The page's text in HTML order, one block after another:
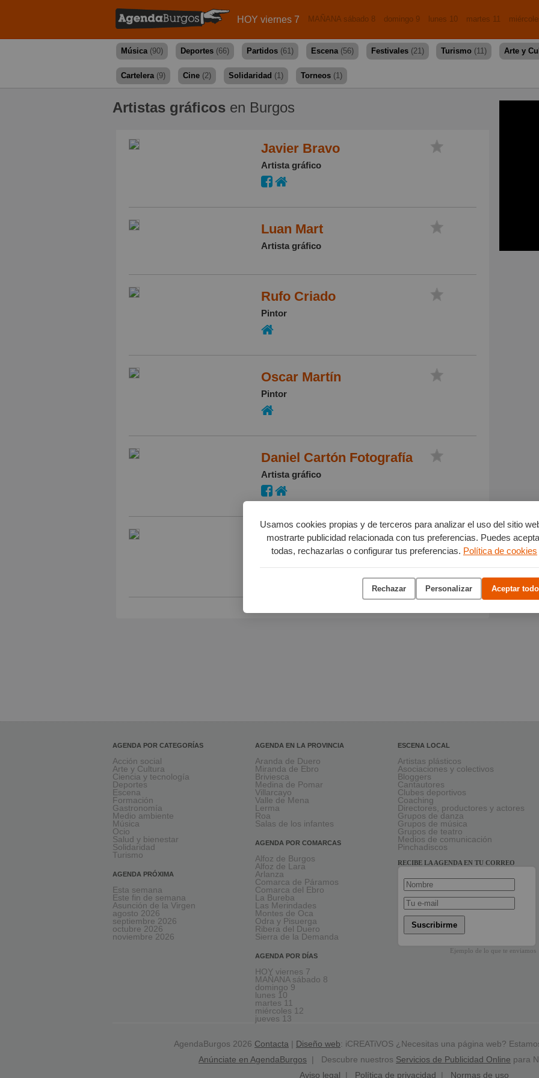
Usamos cookies propias y de terceros para analizar el uso del sitio
mostrarte publicidad relacionada con tus preferencias. Puedes
todas, rechazarlas o configurar tus preferencias. Política de cookies
Rechazar Personalizar Aceptar todo
HOY viernes 7 MAÑANA sábado 8 domingo 9 lunes 10 martes 11
Música (90) Deportes (66) Partidos (61) Escena (56) Festivales (21) Turismo (11) Arte y
Cartelera (9) Cine (2) Solidaridad (1) Torneos (1)
Artistas gráficos en Burgos
Javier Bravo
Artista gráfico
Luan Mart
Artista gráfico
Rufo Criado
Pintor
Oscar Martín
Pintor
Daniel Cartón Fotografía
Artista gráfico
Igor Torres
Pintor
AGENDA POR CATEGORÍAS
Acción social
Arte y Cultura
Ciencia y tecnología
Deportes
Escena
Formación
Gastronomía
Medio ambiente
Música
Ocio
Salud y bienestar
Solidaridad
Turismo
AGENDA PRÓXIMA
Esta semana
Este fin de semana
Asunción de la Virgen
agosto 2026
septiembre 2026
octubre 2026
noviembre 2026
AGENDA EN LA PROVINCIA
Aranda de Duero
Miranda de Ebro
Briviesca
Medina de Pomar
Villarcayo
Valle de Mena
Lerma
Roa
Salas de los infantes
AGENDA POR COMARCAS
Alfoz de Burgos
Alfoz de Lara
Arlanza
Comarca de Páramos
Comarca del Ebro
La Bureba
Las Merindades
Montes de Oca
Odra y Pisuerga
Ribera del Duero
Sierra de la Demanda
AGENDA POR DÍAS
HOY viernes 7
MAÑANA sábado 8
domingo 9
lunes 10
martes 11
miércoles 12
jueves 13
ESCENA LOCAL
Artistas plásticos
Asociaciones y colectivos
Bloggers
Cantautores
Clubes deportivos
Coaching
Directores, productores y actores
Grupos de danza
Grupos de música
Grupos de teatro
Medios de comunicación
Pinchadiscos
RECIBE LA AGENDA EN TU CORREO
Suscribirme
Ejemplo de lo que te enviamos
AgendaBurgos 2026 Contacta Diseño web: iCREATiVOS ¿Necesitas una página web?
Anúnciate en AgendaBurgos | Descubre nuestros Servicios de Publicidad Online para
Aviso legal
Política de privacidad Normas de uso